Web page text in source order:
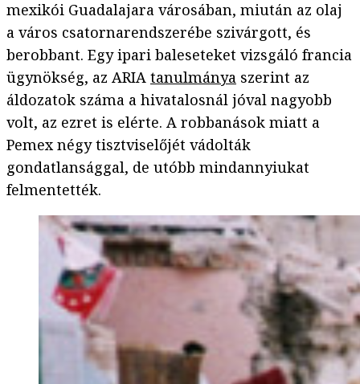
mexikói Guadalajara városában, miután az olaj
a város csatornarendszerébe szivárgott, és
berobbant. Egy ipari baleseteket vizsgáló francia
ügynökség, az ARIA tanulmánya szerint az
áldozatok száma a hivatalosnál jóval nagyobb
volt, az ezret is elérte. A robbanások miatt a
Pemex négy tisztviselőjét vádolták
gondatlansággal, de utóbb mindannyiukat
felmentették.